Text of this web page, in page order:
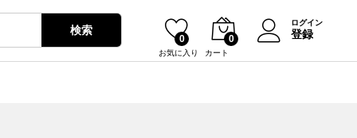
検索
お気に入り
0
カート
0
ログイン
登録
¥3,230 カートに入れる